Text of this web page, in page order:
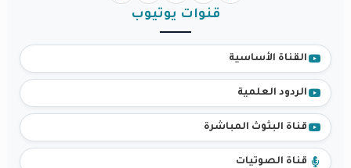
قنوات يوتيوب
القناة الأساسية
الردود العلمية
قناة البثوث المباشرة
قناة الصوتيات